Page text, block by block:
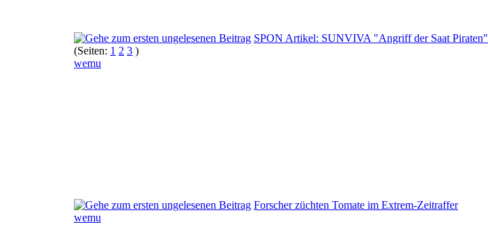
SPON Artikel: SUNVIVA "Angriff der Saat Piraten"
(Seiten: 1 2 3 )
wemu
Forscher züchten Tomate im Extrem-Zeitraffer
wemu